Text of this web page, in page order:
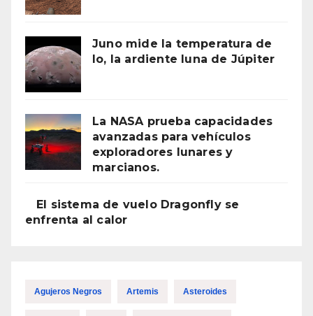
Juno mide la temperatura de
Io, la ardiente luna de Júpiter
La NASA prueba capacidades
avanzadas para vehículos
exploradores lunares y
marcianos.
El sistema de vuelo Dragonfly se
enfrenta al calor
Agujeros Negros Artemis Asteroides